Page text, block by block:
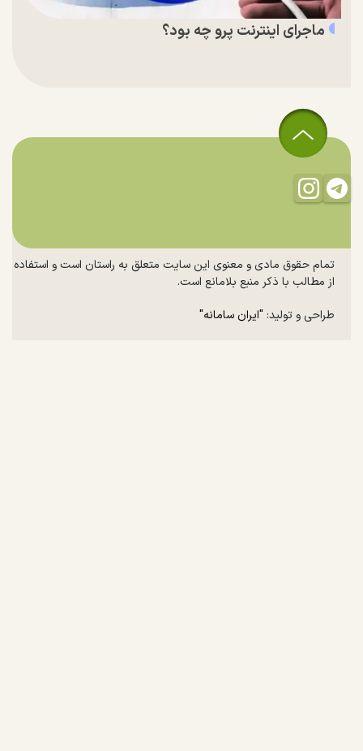
ماجرای اینترنت پرو چه بود؟
تمام حقوق مادی و معنوی این سایت متعلق به راستان است و استفاده
از مطالب با ذکر منبع بلامانع است.
طراحی و تولید: "ایران سامانه"